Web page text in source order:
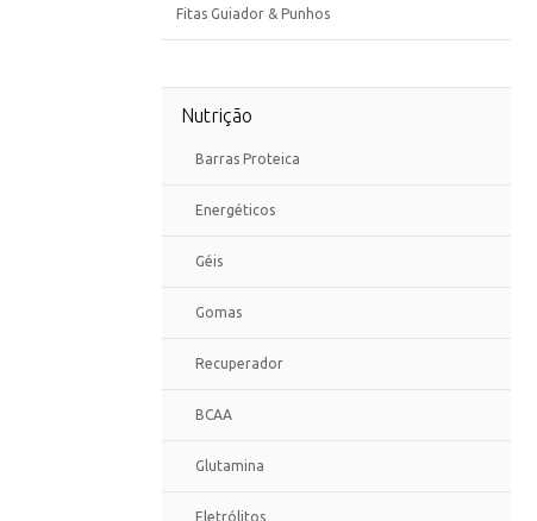
Fitas Guiador & Punhos
Nutrição
Barras Proteica
Energéticos
Géis
Gomas
Recuperador
BCAA
Glutamina
Eletrólitos